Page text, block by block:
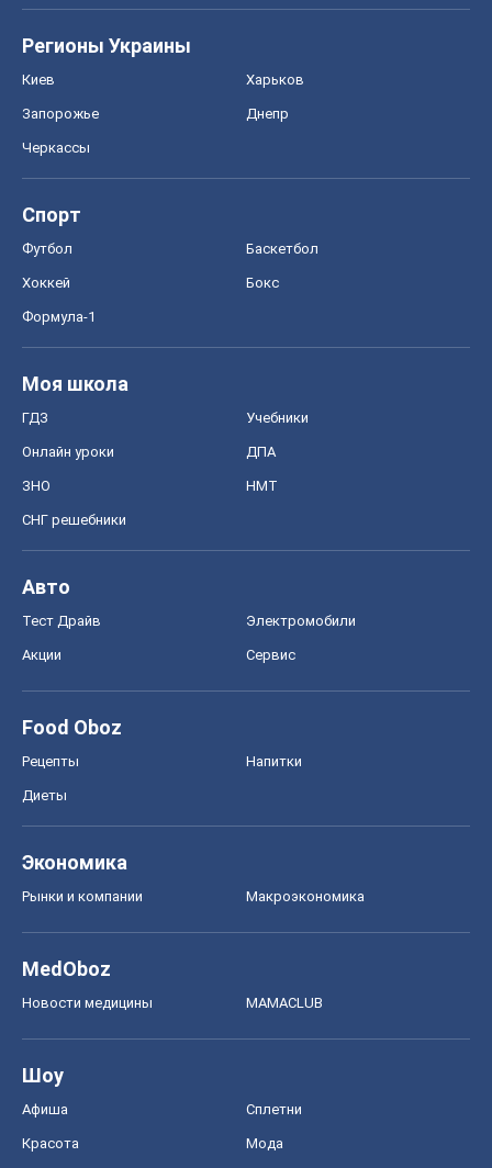
Регионы Украины
Киев Харьков
Запорожье Днепр
Черкассы
Спорт
Футбол Баскетбол
Хоккей Бокс
Формула-1
Моя школа
ГДЗ Учебники
Онлайн уроки ДПА
ЗНО НМТ
СНГ решебники
Авто
Тест Драйв Электромобили
Акции Сервис
Food Oboz
Рецепты Напитки
Диеты
Экономика
Рынки и компании Mакроэкономика
MedOboz
Новости медицины MAMACLUB
Шоу
Афиша Сплетни
Красота Мода